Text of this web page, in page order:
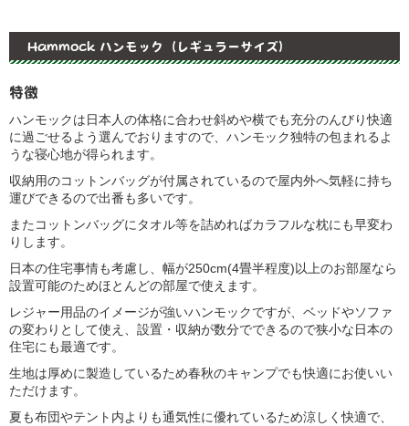
Hammock ハンモック（レギュラーサイズ）
特徴
ハンモックは日本人の体格に合わせ斜めや横でも充分のんびり快適
に過ごせるよう選んでおりますので、ハンモック独特の包まれるよ
うな寝心地が得られます。
収納用のコットンバッグが付属されているので屋内外へ気軽に持ち
運びできるので出番も多いです。
またコットンバッグにタオル等を詰めればカラフルな枕にも早変わ
りします。
日本の住宅事情も考慮し、幅が250cm(4畳半程度)以上のお部屋なら
設置可能のためほとんどの部屋で使えます。
レジャー用品のイメージが強いハンモックですが、ベッドやソファ
の変わりとして使え、設置・収納が数分でできるので狭小な日本の
住宅にも最適です。
生地は厚めに製造しているため春秋のキャンプでも快適にお使いい
ただけます。
夏も布団やテント内よりも通気性に優れているため涼しく快適で、